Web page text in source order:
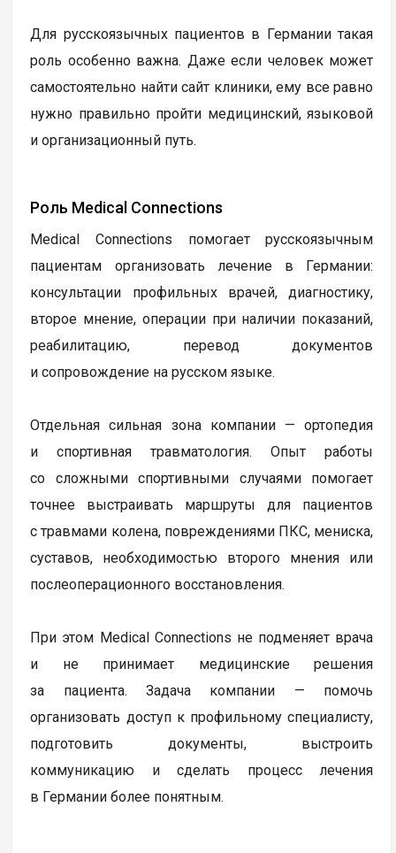
Для русскоязычных пациентов в Германии такая
роль особенно важна. Даже если человек может
самостоятельно найти сайт клиники, ему все равно
нужно правильно пройти медицинский, языковой
и организационный путь.
Роль Medical Connections
Medical Connections помогает русскоязычным
пациентам организовать лечение в Германии:
консультации профильных врачей, диагностику,
второе мнение, операции при наличии показаний,
реабилитацию, перевод документов
и сопровождение на русском языке.
Отдельная сильная зона компании — ортопедия
и спортивная травматология. Опыт работы
со сложными спортивными случаями помогает
точнее выстраивать маршруты для пациентов
с травмами колена, повреждениями ПКС, мениска,
суставов, необходимостью второго мнения или
послеоперационного восстановления.
При этом Medical Connections не подменяет врача
и не принимает медицинские решения
за пациента. Задача компании — помочь
организовать доступ к профильному специалисту,
подготовить документы, выстроить
коммуникацию и сделать процесс лечения
в Германии более понятным.